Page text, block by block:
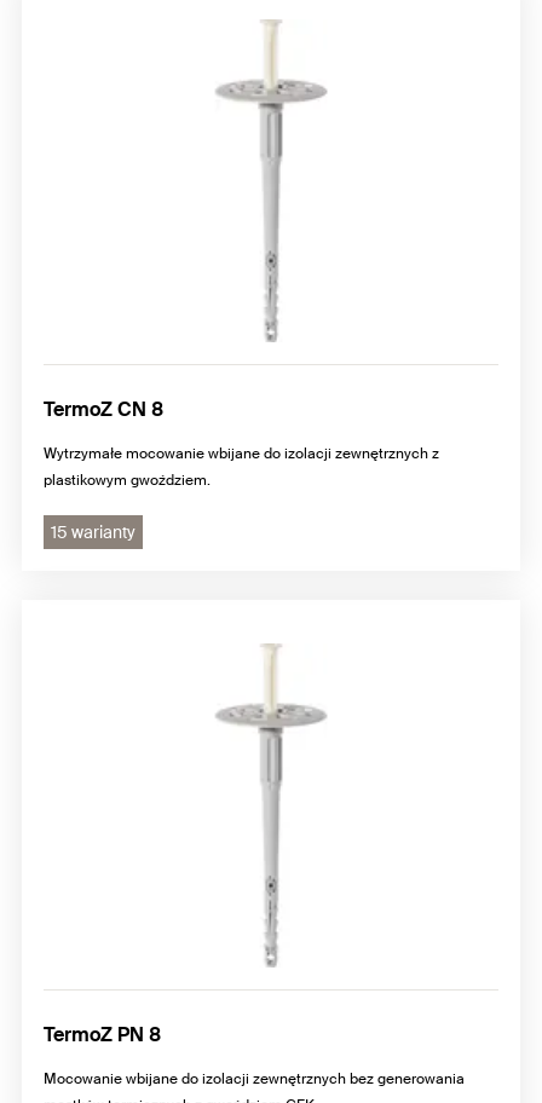
TermoZ CN 8
Wytrzymałe mocowanie wbijane do izolacji zewnętrznych z
plastikowym gwoździem.
15 warianty
TermoZ PN 8
Mocowanie wbijane do izolacji zewnętrznych bez generowania